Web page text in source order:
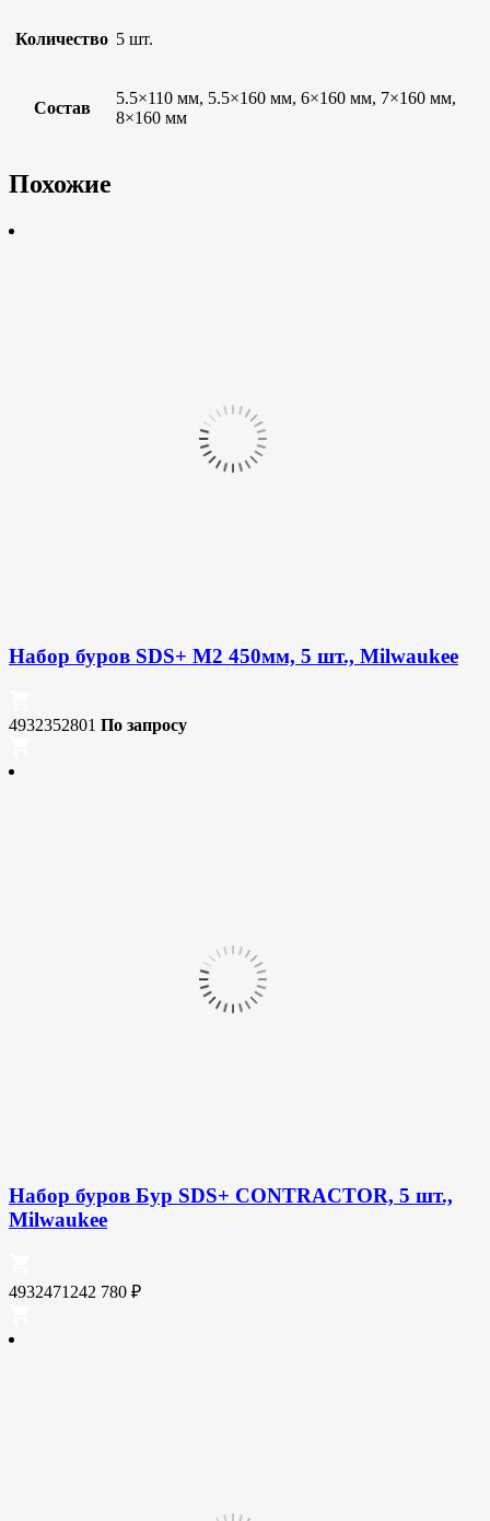
Количество 5 шт.
Состав
5.5×110 мм, 5.5×160 мм, 6×160 мм, 7×160 мм,
8×160 мм
Похожие
Набор буров SDS+ M2 450мм, 5 шт., Milwaukee
4932352801 По запросу
Набор буров Бур SDS+ CONTRACTOR, 5 шт.,
Milwaukee
4932471242 780 ₽